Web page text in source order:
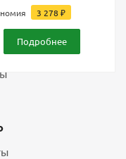
3 278 ₽
Подробнее